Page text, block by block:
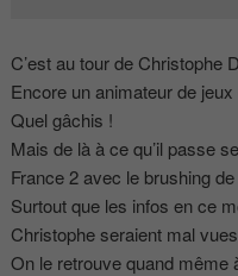
C’est au tour de Christophe
Encore un animateur de jeux
Quel gâchis !
Mais de là à ce qu’il passe
France 2 avec le brushing
Surtout que les infos en ce
Christophe seraient mal
On le retrouve quand même